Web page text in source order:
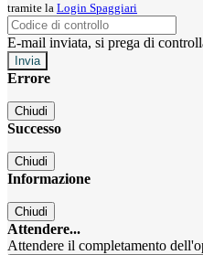
tramite la Login Spaggiari
E-mail inviata, si prega di
Errore
Chiudi
Successo
Chiudi
Informazione
Chiudi
Attendere...
Attendere il completamento